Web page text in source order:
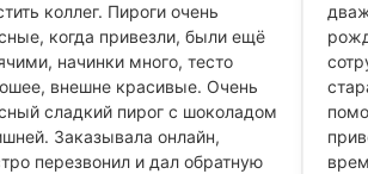
коллег. Пироги очень
когда привезли, были ещё
начинки много, тесто
внешне красивые. Очень
сладкий пирог с шоколадом
Заказывала онлайн,
перезвонил и дал обратную